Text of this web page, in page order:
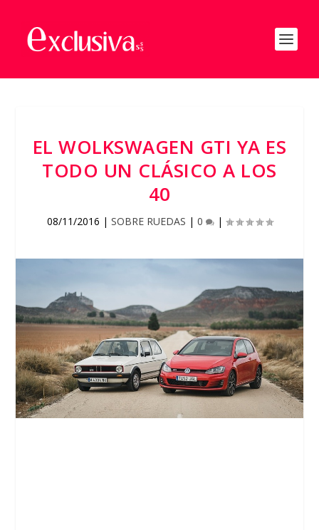
EL WOLKSWAGEN GTI YA ES
TODO UN CLÁSICO A LOS
40
08/11/2016 | SOBRE RUEDAS | 0 |